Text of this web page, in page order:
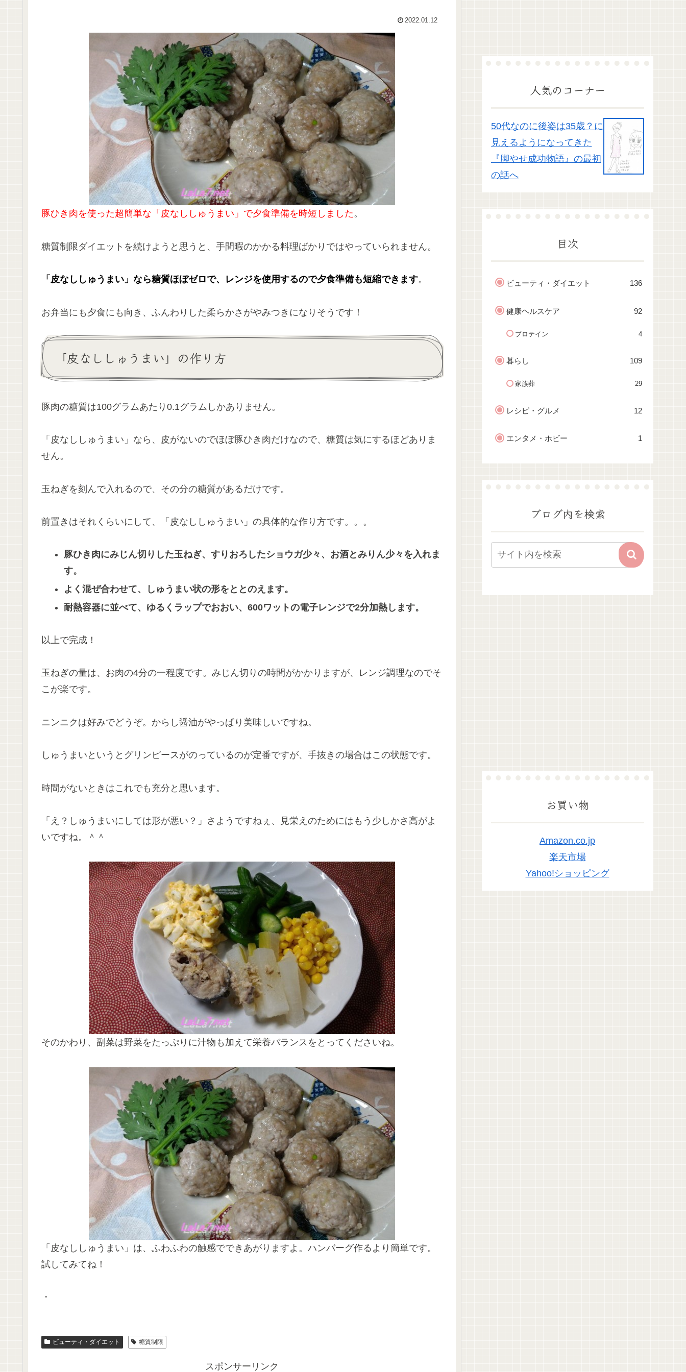
2022.01.12
豚ひき肉を使った超簡単な「皮なししゅうまい」で夕食準備を時短しました。
糖質制限ダイエットを続けようと思うと、手間暇のかかる料理ばかりではやっていられません。
「皮なししゅうまい」なら糖質ほぼゼロで、レンジを使用するので夕食準備も短縮できます。
お弁当にも夕食にも向き、ふんわりした柔らかさがやみつきになりそうです！
「皮なししゅうまい」の作り方
豚肉の糖質は100グラムあたり0.1グラムしかありません。
「皮なししゅうまい」なら、皮がないのでほぼ豚ひき肉だけなので、糖質は気にするほどありま
せん。
玉ねぎを刻んで入れるので、その分の糖質があるだけです。
前置きはそれくらいにして、「皮なししゅうまい」の具体的な作り方です。。。
豚ひき肉にみじん切りした玉ねぎ、すりおろしたショウガ少々、お酒とみりん少々を入れま
す。
よく混ぜ合わせて、しゅうまい状の形をととのえます。
耐熱容器に並べて、ゆるくラップでおおい、600ワットの電子レンジで2分加熱します。
以上で完成！
玉ねぎの量は、お肉の4分の一程度です。みじん切りの時間がかかりますが、レンジ調理なのでそ
こが楽です。
ニンニクは好みでどうぞ。からし醤油がやっぱり美味しいですね。
しゅうまいというとグリンピースがのっているのが定番ですが、手抜きの場合はこの状態です。
時間がないときはこれでも充分と思います。
「え？しゅうまいにしては形が悪い？」さようですねぇ、見栄えのためにはもう少しかさ高がよ
いですね。＾＾
そのかわり、副菜は野菜をたっぷりに汁物も加えて栄養バランスをとってくださいね。
「皮なししゅうまい」は、ふわふわの触感でできあがりますよ。ハンバーグ作るより簡単です。
試してみてね！
・
ビューティ・ダイエット 糖質制限
スポンサーリンク
人気のコーナー
50代なのに後姿は35歳？に
見えるようになってきた
『脚やせ成功物語』の最初
の話へ
目次
ビューティ・ダイエット 136
健康ヘルスケア 92
プロテイン 4
暮らし 109
家族葬 29
レシピ・グルメ 12
エンタメ・ホビー 1
ブログ内を検索
お買い物
Amazon.co.jp
楽天市場
Yahoo!ショッピング